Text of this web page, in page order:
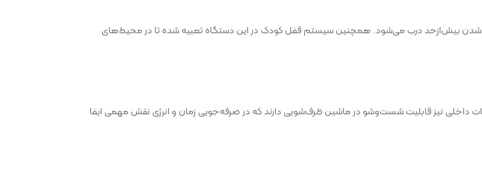
داغ‌شدن بیش‌ازحد درب می‌شود. همچنین سیستم قفل کودک در این دستگاه تعبیه شده تا در محیط‌های
نیز قابلیت شست‌وشو در ماشین ظرف‌شویی دارند که در صرفه‌جویی زمان و انرژی نقش مهمی ایفا